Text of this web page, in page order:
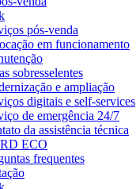
pós-venda
em funcionamento
sobresselentes
e ampliação
digitais e self-services
de emergência 24/7
da assistência técnica
ECO
frequentes